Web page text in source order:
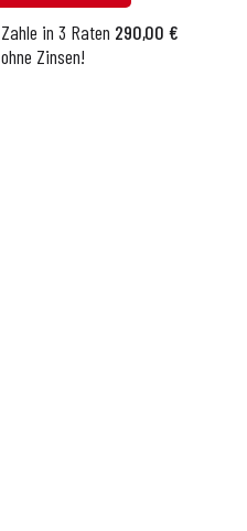
Zahle in 3 Raten 290,00 €
ohne Zinsen!